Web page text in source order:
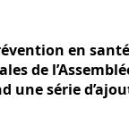
en
de
une série